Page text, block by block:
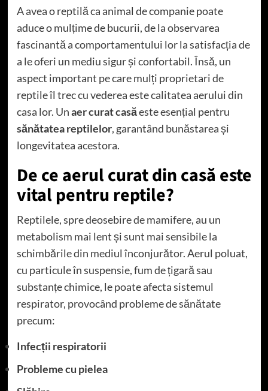
A avea o reptilă ca animal de companie poate
aduce o mulțime de bucurii, de la observarea
fascinantă a comportamentului lor la satisfacția de
a le oferi un mediu sigur și confortabil. Însă, un
aspect important pe care mulți proprietari de
reptile îl trec cu vederea este calitatea aerului din
casa lor. Unaer curat casăeste esențial pentru
sănătatea reptilelor, garantând bunăstarea și
longevitatea acestora.
De ce aerul curat din casă este
vital pentru reptile?
Reptilele, spre deosebire de mamifere, au un
metabolism mai lent și sunt mai sensibile la
schimbările din mediul înconjurător. Aerul poluat,
cu particule în suspensie, fum de țigară sau
substanțe chimice, le poate afecta sistemul
respirator, provocând probleme de sănătate
precum:
Infecții respiratorii
Probleme cu pielea